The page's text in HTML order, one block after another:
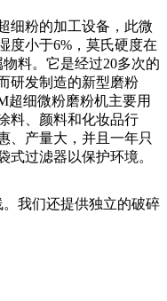
细粉的加工设备，此微
度小于6%，莫氏硬度在
料。它是经过20多次的
研发制造的新型磨粉
超细微粉磨粉机主要用
料、颜料和化妆品行
、产量大，并且一年只
式过滤器以保护环境。
我们还提供独立的破碎